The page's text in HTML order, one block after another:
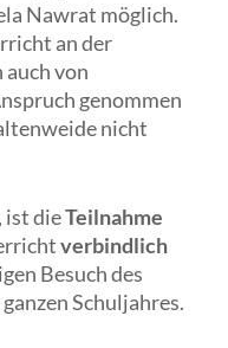
Nawrat möglich.
an der
von
genommen
nicht
ist dieTeilnahme
verbindlich
Besuch des
Schuljahres.